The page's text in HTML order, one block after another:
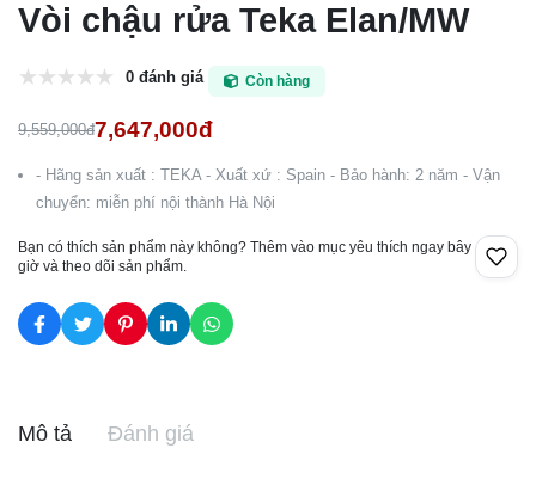
Vòi chậu rửa Teka Elan/MW
0 đánh giá Còn hàng
9,559,000đ7,647,000đ
- Hãng sản xuất : TEKA - Xuất xứ : Spain - Bảo hành: 2 năm - Vận
chuyển: miễn phí nội thành Hà Nội
Bạn có thích sản phẩm này không? Thêm vào mục yêu thích ngay bây
giờ và theo dõi sản phẩm.
Mô tả Đánh giá